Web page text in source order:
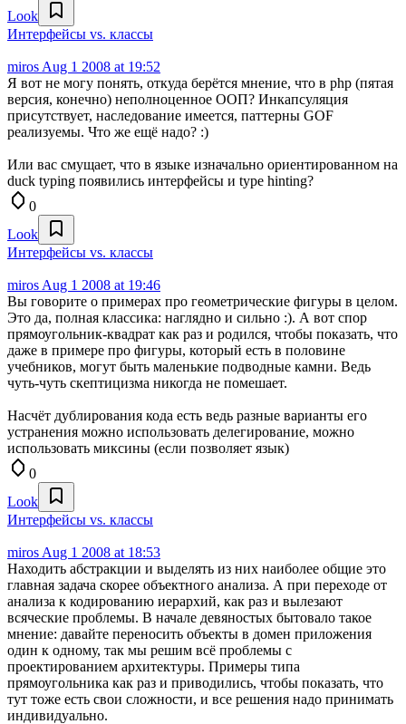
Look
Интерфейсы vs. классы
miros Aug 1 2008 at 19:52
Я вот не могу понять, откуда берётся мнение, что в php (пятая
версия, конечно) неполноценное ООП? Инкапсуляция
присутствует, наследование имеется, паттерны GOF
реализуемы. Что же ещё надо? :)
Или вас смущает, что в языке изначально ориентированном на
duck typing появились интерфейсы и type hinting?
0
Look
Интерфейсы vs. классы
miros Aug 1 2008 at 19:46
Вы говорите о примерах про геометрические фигуры в целом.
Это да, полная классика: наглядно и сильно :). А вот спор
прямоугольник-квадрат как раз и родился, чтобы показать, что
даже в примере про фигуры, который есть в половине
учебников, могут быть маленькие подводные камни. Ведь
чуть-чуть скептицизма никогда не помешает.
Насчёт дублирования кода есть ведь разные варианты его
устранения можно использовать делегирование, можно
использовать миксины (если позволяет язык)
0
Look
Интерфейсы vs. классы
miros Aug 1 2008 at 18:53
Находить абстракции и выделять из них наиболее общие это
главная задача скорее объектного анализа. А при переходе от
анализа к кодированию иерархий, как раз и вылезают
всяческие проблемы. В начале девяностых бытовало такое
мнение: давайте переносить объекты в домен приложения
один к одному, так мы решим всё проблемы с
проектированием архитектуры. Примеры типа
прямоугольника как раз и приводились, чтобы показать, что
тут тоже есть свои сложности, и все решения надо принимать
индивидуально.